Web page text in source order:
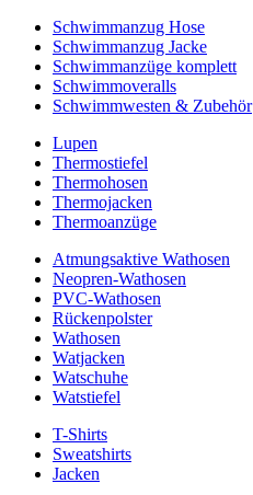
Schwimmanzug Hose
Schwimmanzug Jacke
Schwimmanzüge komplett
Schwimmoveralls
Schwimmwesten & Zubehör
Lupen
Thermostiefel
Thermohosen
Thermojacken
Thermoanzüge
Atmungsaktive Wathosen
Neopren-Wathosen
PVC-Wathosen
Rückenpolster
Wathosen
Watjacken
Watschuhe
Watstiefel
T-Shirts
Sweatshirts
Jacken